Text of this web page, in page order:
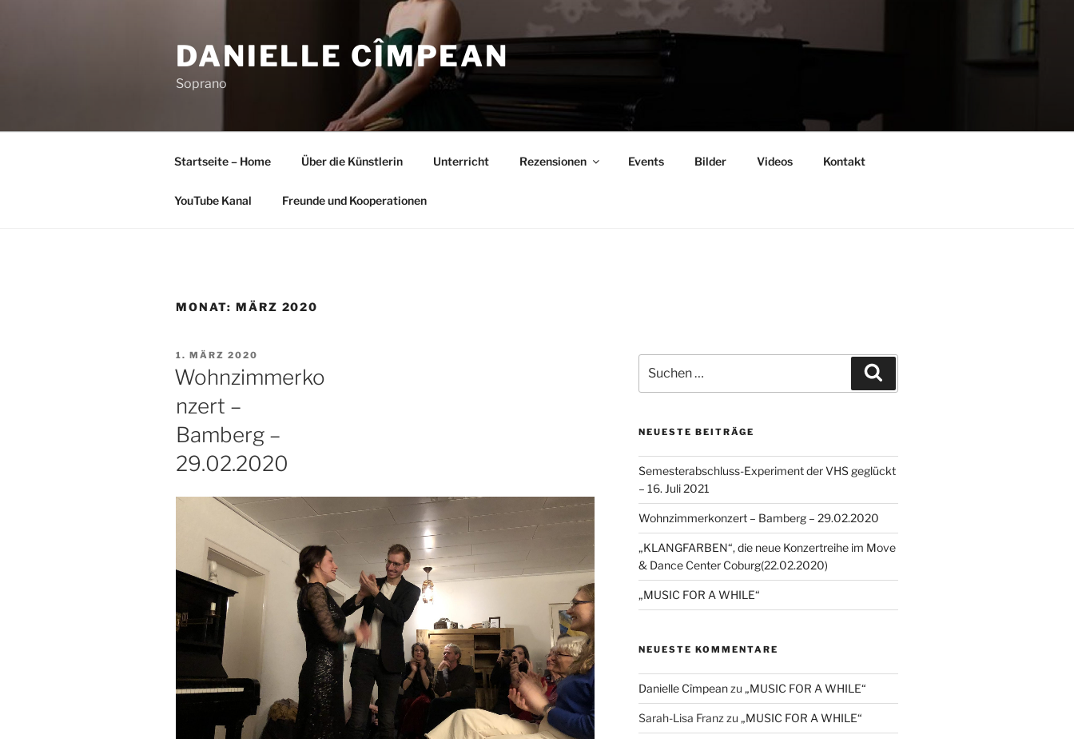
DANIELLE CÎMPEAN
Soprano
Startseite – Home Über die Künstlerin Unterricht Rezensionen Events Bilder Videos Kontakt
YouTube Kanal Freunde und Kooperationen
MONAT: MÄRZ 2020
VERÖFFENTLICHT
AM
1. MÄRZ 2020
Wohnzimmerko
nzert –
Bamberg –
29.02.2020
nach:
NEUESTE BEITRÄGE
Semesterabschluss-Experiment der VHS geglückt
– 16. Juli 2021
Wohnzimmerkonzert – Bamberg – 29.02.2020
„KLANGFARBEN“, die neue Konzertreihe im Move
& Dance Center Coburg(22.02.2020)
„MUSIC FOR A WHILE“
NEUESTE KOMMENTARE
Danielle Cîmpeanzu „MUSIC FOR A WHILE“
Sarah-Lisa Franz zu „MUSIC FOR A WHILE“